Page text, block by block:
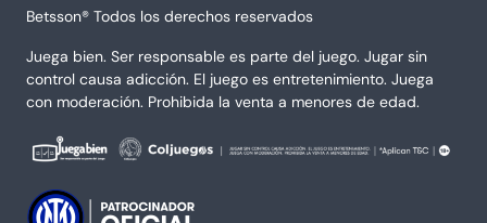
Betsson® Todos los derechos reservados
Juega bien. Ser responsable es parte del juego. Jugar sin
control causa adicción. El juego es entretenimiento. Juega
con moderación. Prohibida la venta a menores de edad.